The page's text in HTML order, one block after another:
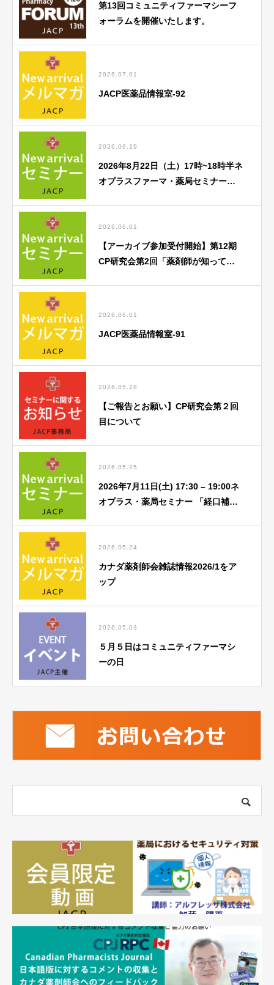
第13回コミュニティファーマシーフ
ォーラムを開催いたします。
2026.07.01
JACP医薬品情報室-92
2026.06.19
2026年8月22日（土）17時~18時半ネ
オプラスファーマ・薬局セミナー
2026.06.01
【アーカイブ参加受付開始】第12期
CP研究会第2回「薬剤師が知ってお
2026.06.01
JACP医薬品情報室-91
2026.05.28
【ご報告とお願い】CP研究会第２回
目について
2026.05.25
2026年7月11日(土) 17:30 – 19:00ネ
オプラス・薬局セミナー 「経口補水
2026.05.24
カナダ薬剤師会雑誌情報2026/1をア
ップ
2026.05.03
５月５日はコミュニティファーマシ
ーの日